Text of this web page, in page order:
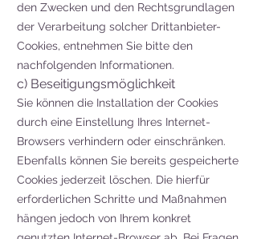
den Zwecken und den Rechtsgrundlagen
der Verarbeitung solcher Drittanbieter-
Cookies, entnehmen Sie bitte den
nachfolgenden Informationen.
c) Beseitigungsmöglichkeit
Sie können die Installation der Cookies
durch eine Einstellung Ihres Internet-
Browsers verhindern oder einschränken.
Ebenfalls können Sie bereits gespeicherte
Cookies jederzeit löschen. Die hierfür
erforderlichen Schritte und Maßnahmen
hängen jedoch von Ihrem konkret